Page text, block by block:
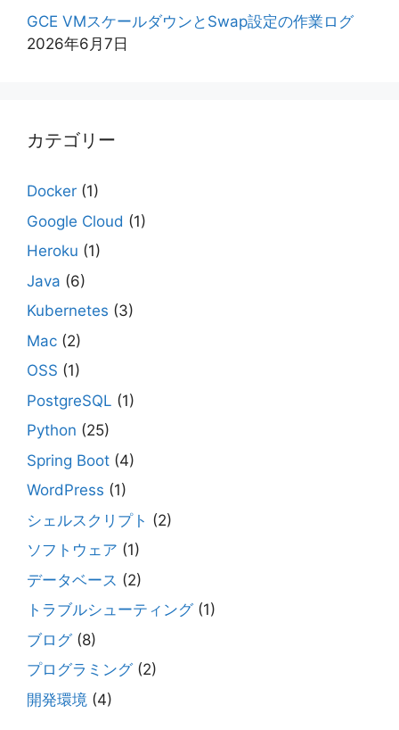
GCE VMスケールダウンとSwap設定の作業ログ
2026年6月7日
カテゴリー
Docker (1)
Google Cloud (1)
Heroku (1)
Java (6)
Kubernetes (3)
Mac (2)
OSS (1)
PostgreSQL (1)
Python (25)
Spring Boot (4)
WordPress (1)
シェルスクリプト (2)
ソフトウェア (1)
データベース (2)
トラブルシューティング(1)
ブログ(8)
プログラミング(2)
開発環境 (4)